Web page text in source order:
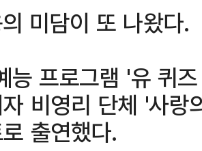
미담이 또 나왔다.
프로그램 '유 퀴
비영리 단체 '사랑
출연했다.